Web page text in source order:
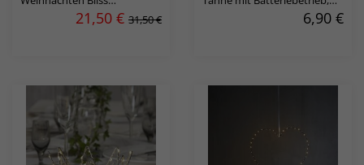
Batteriebetrieb21,50 € 31,50 € 6,90 €